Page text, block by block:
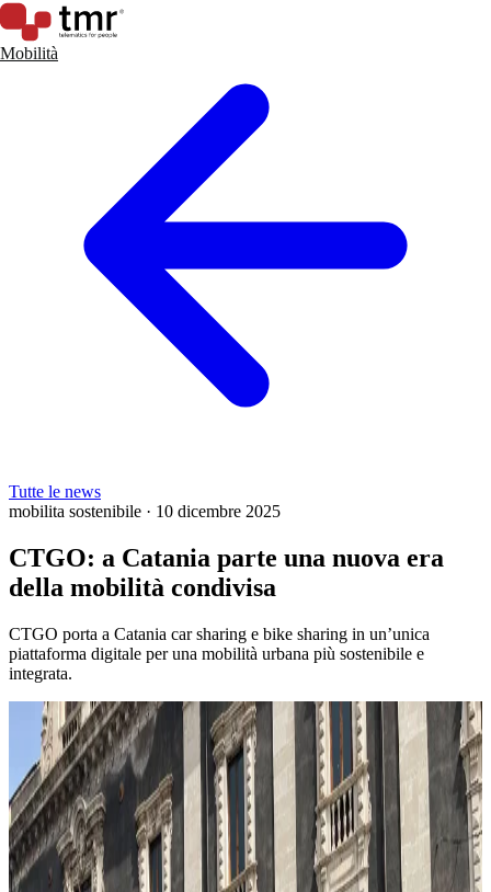
Mobilità
Tutte le news
mobilita sostenibile · 10 dicembre 2025
CTGO: a Catania parte una nuova era
della mobilità condivisa
CTGO porta a Catania car sharing e bike sharing in un’unica
piattaforma digitale per una mobilità urbana più sostenibile e
integrata.